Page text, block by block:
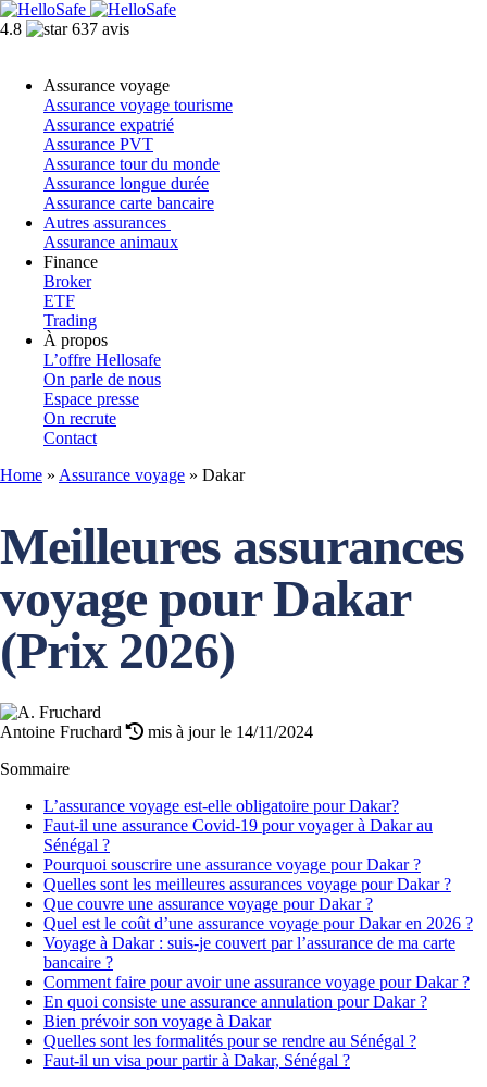
4.8 637 avis
Assurance voyage
Assurance voyage tourisme
Assurance expatrié
Assurance PVT
Assurance tour du monde
Assurance longue durée
Assurance carte bancaire
Autres assurances
Assurance animaux
Finance
Broker
ETF
Trading
À propos
L’offre Hellosafe
On parle de nous
Espace presse
On recrute
Contact
Home » Assurance voyage » Dakar
Meilleures assurances
voyage pour Dakar
(Prix 2026)
Antoine Fruchard
mis à jour le 14/11/2024
Sommaire
L’assurance voyage est-elle obligatoire pour Dakar?
Faut-il une assurance Covid-19 pour voyager à Dakar au
Sénégal ?
Pourquoi souscrire une assurance voyage pour Dakar ?
Quelles sont les meilleures assurances voyage pour Dakar ?
Que couvre une assurance voyage pour Dakar ?
Quel est le coût d’une assurance voyage pour Dakar en 2026 ?
Voyage à Dakar : suis-je couvert par l’assurance de ma carte
bancaire ?
Comment faire pour avoir une assurance voyage pour Dakar ?
En quoi consiste une assurance annulation pour Dakar ?
Bien prévoir son voyage à Dakar
Quelles sont les formalités pour se rendre au Sénégal ?
Faut-il un visa pour partir à Dakar, Sénégal ?